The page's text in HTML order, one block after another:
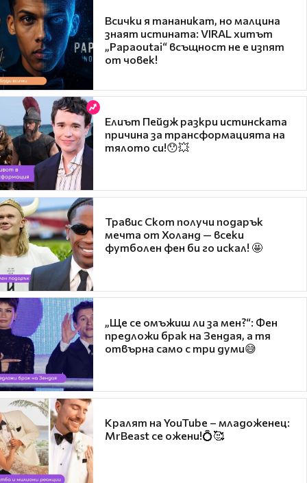
Всички я тананикат, но малцина
знаят истината: VIRAL хитът
„Papaoutai“ всъщност не е изпят
от човек!
Елиът Пейдж разкри истинската
причина за трансформацията на
тялото си!😯💥
Травис Скот получи подарък
мечта от Холанд — всеки
футболен фен би го искал! 🤩
„Ще се омъжиш ли за мен?“: Фен
предложи брак на Зендая, а тя
отвърна само с три думи😅
Кралят на YouTube – младоженец:
MrBeast се ожени!💍🥰